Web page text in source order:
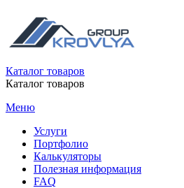
Каталог товаров
Каталог товаров
Меню
Услуги
Портфолио
Калькуляторы
Полезная информация
FAQ